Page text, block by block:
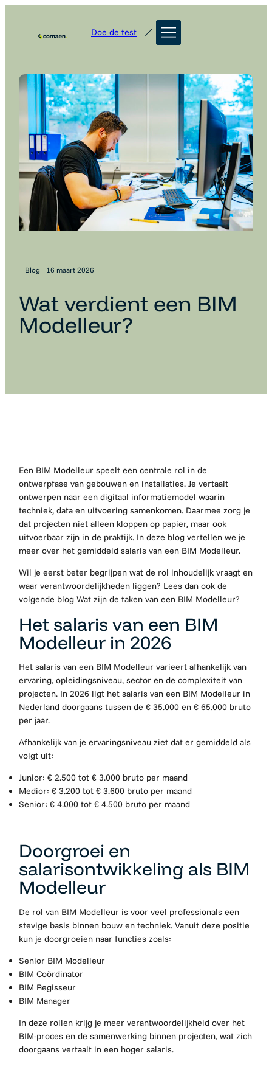
Doe de test
Blog 16 maart 2026
Wat verdient een BIM
Modelleur?
Een BIM Modelleur speelt een centrale rol in de
ontwerpfase van gebouwen en installaties. Je vertaalt
ontwerpen naar een digitaal informatiemodel waarin
techniek, data en uitvoering samenkomen. Daarmee zorg je
dat projecten niet alleen kloppen op papier, maar ook
uitvoerbaar zijn in de praktijk. In deze blog vertellen we je
meer over het gemiddeld salaris van een BIM Modelleur.
Wil je eerst beter begrijpen wat de rol inhoudelijk vraagt en
waar verantwoordelijkheden liggen? Lees dan ook de
volgende blog Wat zijn de taken van een BIM Modelleur?
Het salaris van een BIM
Modelleur in 2026
Het salaris van een BIM Modelleur varieert afhankelijk van
ervaring, opleidingsniveau, sector en de complexiteit van
projecten. In 2026 ligt het salaris van een BIM Modelleur in
Nederland doorgaans tussen de € 35.000 en € 65.000 bruto
per jaar.
Afhankelijk van je ervaringsniveau ziet dat er gemiddeld als
volgt uit:
Junior: € 2.500 tot € 3.000 bruto per maand
Medior: € 3.200 tot € 3.600 bruto per maand
Senior: € 4.000 tot € 4.500 bruto per maand
Doorgroei en
salarisontwikkeling als BIM
Modelleur
De rol van BIM Modelleur is voor veel professionals een
stevige basis binnen bouw en techniek. Vanuit deze positie
kun je doorgroeien naar functies zoals:
Senior BIM Modelleur
BIM Coördinator
BIM Regisseur
BIM Manager
In deze rollen krijg je meer verantwoordelijkheid over het
BIM-proces en de samenwerking binnen projecten, wat zich
doorgaans vertaalt in een hoger salaris.